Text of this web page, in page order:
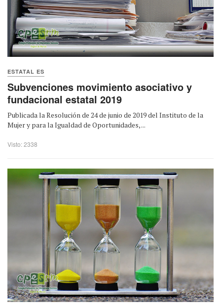
ESTATAL ES
Subvenciones movimiento asociativo y
fundacional estatal 2019
Publicada la Resolución de 24 de junio de 2019 del Instituto de la
Mujer y para la Igualdad de Oportunidades, ...
Visto: 2338